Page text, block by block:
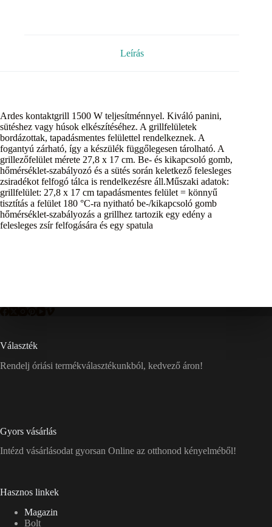
Leírás
Ardes kontaktgrill 1500 W teljesítménnyel. Kiváló panini,
sütéshez vagy húsok elkészítéséhez. A grillfelületek
bordázottak, tapadásmentes felülettel rendelkeznek. A
fogantyú zárható, így a készülék függőlegesen tárolható. A
grillezőfelület mérete 27,8 x 17 cm. Be- és kikapcsoló gomb,
hőmérséklet-szabályozó és a sütés során keletkező felesleges
zsiradékot felfogó tálca is rendelkezésre áll.Műszaki adatok:
grillfelület: 27,8 x 17 cm tapadásmentes felület = könnyű
tisztítás a felület 180 °C-ra nyitható be-/kikapcsoló gomb
hőmérséklet-szabályozás a grillhez tartozik egy edény a
felesleges zsír felfogására és egy spatula
Választék
Rendelj óriási termékválasztékunkból, kedvező áron!
Gyors vásárlás
Intézd vásárlásodat gyorsan Online az otthonod kényelméből!
Hasznos linkek
Magazin
Bolt